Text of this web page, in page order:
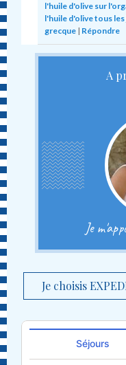
l'huile d'olive sur
l'huile d'olive tous
grecque | Répondre
A
Je
Je choisis